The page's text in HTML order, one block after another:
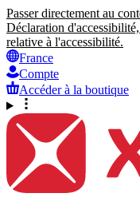
Passer directement au
Déclaration
relative à l'accessibilité.
France
Compte
Accéder à la boutique